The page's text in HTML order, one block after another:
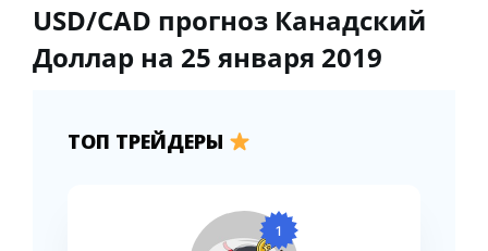
USD/CAD прогноз Канадский
Доллар на 25 января 2019
ТОП ТРЕЙДЕРЫ
1